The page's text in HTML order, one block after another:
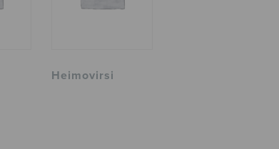
Heimovirsi